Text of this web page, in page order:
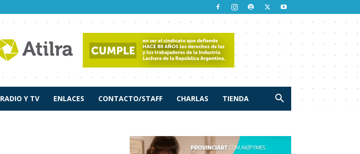
RADIO Y TV ENLACES CONTACTO/STAFF CHARLAS TIENDA